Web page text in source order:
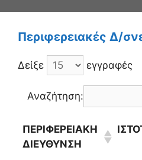
Περιφερειακές Δ/
Δείξε εγγραφές
Αναζήτηση:
ΠΕΡΙΦΕΡΕΙΑΚΗ
ΔΙΕΥΘΥΝΣΗ